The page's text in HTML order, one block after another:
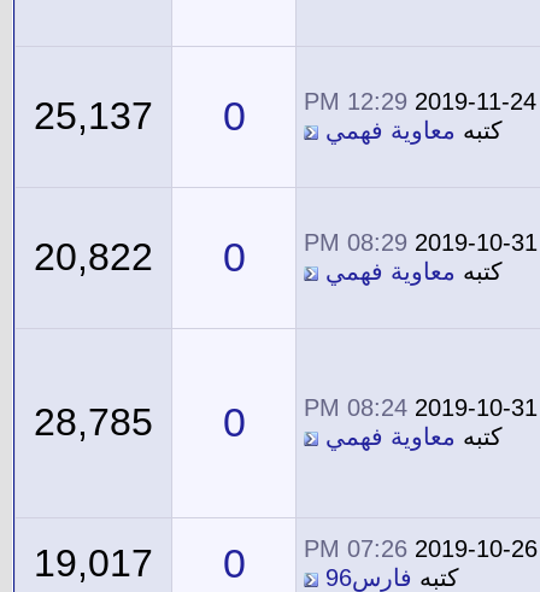
2019-11-24
12:29 PM
كتبه معاوية فهمي 0
25,137
2019-10-31
08:29 PM
كتبه معاوية فهمي 0
20,822
2019-10-31
08:24 PM
كتبه معاوية فهمي 0
28,785
2019-10-26
07:26 PM
كتبه فارس96 0
19,017